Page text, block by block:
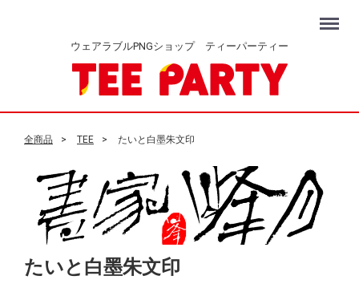
ウェアラブルPNGショップ ティーパーティー
Menu
全商品 TEE たいと白墨朱文印
たいと白墨朱文印